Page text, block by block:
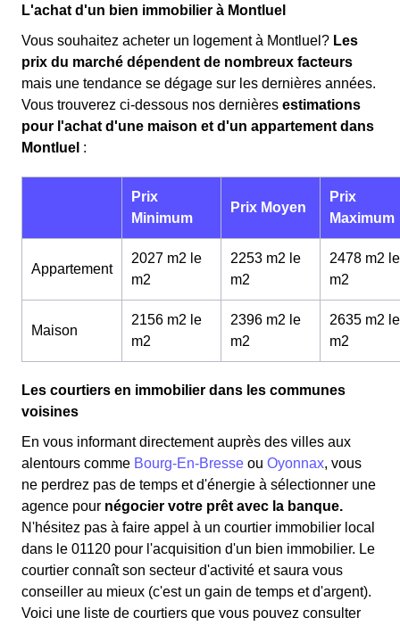
L'achat d'un bien immobilier à Montluel
Vous souhaitez acheter un logement à Montluel? Les
prix du marché dépendent de nombreux facteurs
mais une tendance se dégage sur les dernières années.
Vous trouverez ci-dessous nos dernières estimations
pour l'achat d'une maison et d'un appartement dans
Montluel :
Prix
Minimum
Prix Moyen
Prix
Maximum
Appartement
2027 m2 le
m2
2253 m2 le
m2
2478 m2 le
m2
Maison
2156 m2 le
m2
2396 m2 le
m2
2635 m2 le
m2
Les courtiers en immobilier dans les communes
voisines
En vous informant directement auprès des villes aux
alentours comme Bourg-En-Bresse ou Oyonnax, vous
ne perdrez pas de temps et d'énergie à sélectionner une
agence pour négocier votre prêt avec la banque.
N'hésitez pas à faire appel à un courtier immobilier local
dans le 01120 pour l'acquisition d'un bien immobilier. Le
courtier connaît son secteur d'activité et saura vous
conseiller au mieux (c'est un gain de temps et d'argent).
Voici une liste de courtiers que vous pouvez consulter